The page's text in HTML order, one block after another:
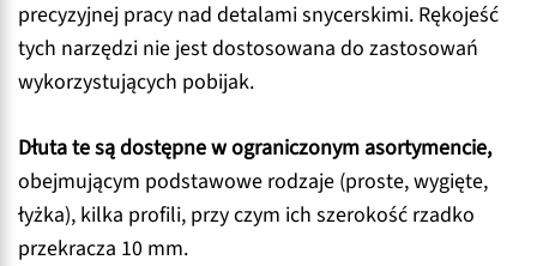
precyzyjnej pracy nad detalami snycerskimi. Rękojeść
tych narzędzi nie jest dostosowana do zastosowań
wykorzystujących pobijak.
Dłuta te są dostępne w ograniczonym asortymencie,
obejmującym podstawowe rodzaje (proste, wygięte,
łyżka), kilka profili, przy czym ich szerokość rzadko
przekracza 10 mm.